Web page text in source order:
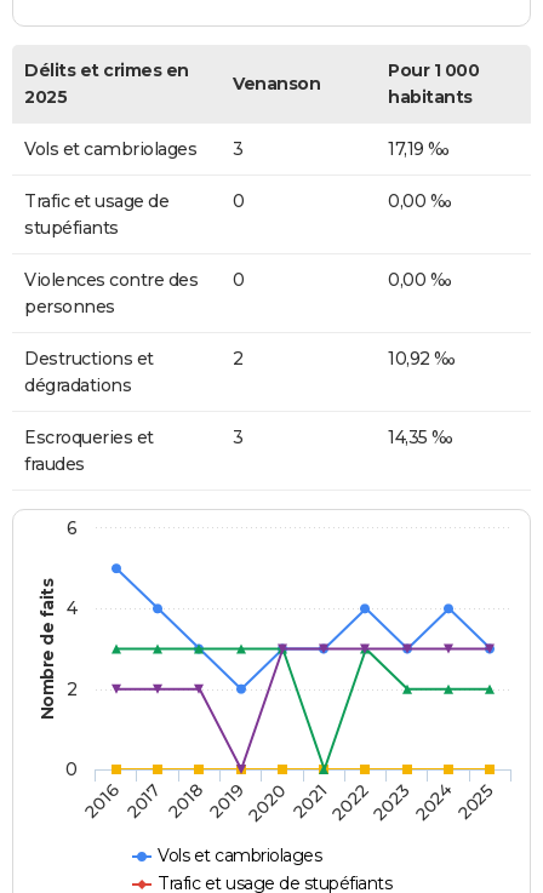
Délits et crimes en
2025
Venanson
Pour 1 000
habitants
Vols et cambriolages 3 17,19 ‰
Trafic et usage de
stupéfiants
0 0,00 ‰
Violences contre des
personnes
0 0,00 ‰
Destructions et
dégradations
2 10,92 ‰
Escroqueries et
fraudes
3 14,35 ‰
Nombre de faits
Vols et cambriolages
Trafic et usage de stupéfiants
20162017 20182019202020212022202320242025
0
2
4
6